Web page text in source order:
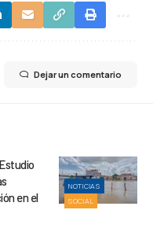
Dejar un comentario
NOTICIAS
SOCIAL
en el